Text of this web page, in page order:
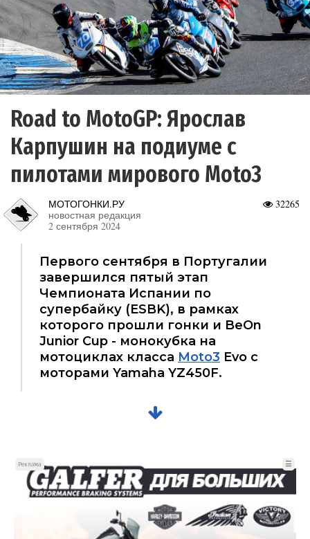
Road to MotoGP: Ярослав
Карпушин на подиуме с
пилотами мирового Moto3
32265
МОТОГОНКИ.РУ
новостная редакция
2 сентября 2024
Первого сентября в Португалии
завершился пятый этап
Чемпионата Испании по
супербайку (ESBK), в рамках
которого прошли гонки и BeOn
Junior Cup - монокубка на
мотоциклах класса Moto3 Evo с
моторами Yamaha YZ450F.
Реклама ☰